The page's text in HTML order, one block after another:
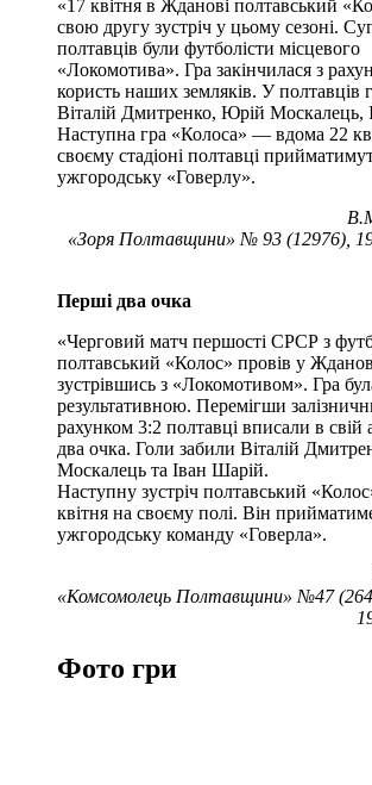
«17 квітня в Жданові полтавський
свою другу зустріч у цьому сезоні.
полтавців були футболісти місцевого
«Локомотива». Гра закінчилася з
користь наших земляків. У полтавців
Віталій Дмитренко, Юрій Москалець,
Наступна гра «Колоса» — вдома 22
своєму стадіоні полтавці
ужгородську «Говерлу».
«Зоря Полтавщини» № 93 (12976),
Перші два очка
«Черговий матч першості СРСР з
полтавський «Колос» провів у
зустрівшись з «Локомотивом». Гра
результативною. Перемігши
рахунком 3:2 полтавці вписали в свій
два очка. Голи забили Віталій
Москалець та Іван Шарій.
Наступну зустріч полтавський
квітня на своєму полі. Він
ужгородську команду «Говерла».
«Комсомолець Полтавщини» №47
Фото гри